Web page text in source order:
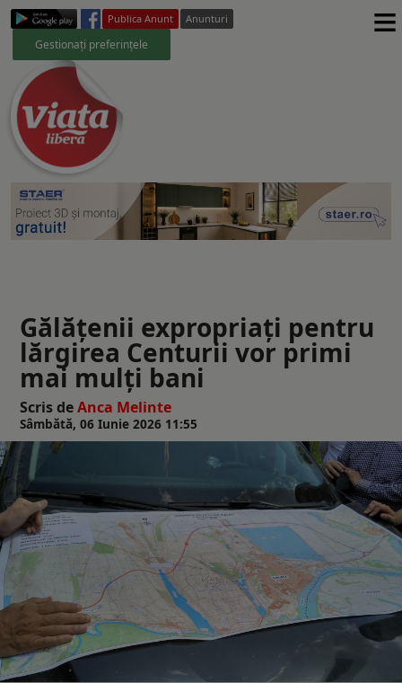
Publica Anunt Anunturi
Gestionați preferințele ≡
Gălăţenii expropriați pentru
lărgirea Centurii vor primi
mai mulți bani
Scris deAnca Melinte
Sâmbătă, 06 Iunie 2026 11:55